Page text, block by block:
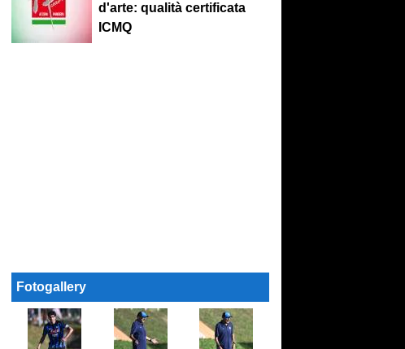
d'arte: qualità certificata
ICMQ
Fotogallery